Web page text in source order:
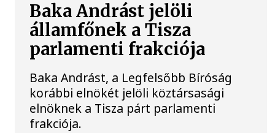
Baka Andrást jelöli
államfőnek a Tisza
parlamenti frakciója
Baka Andrást, a Legfelsőbb Bíróság
korábbi elnökét jelöli köztársasági
elnöknek a Tisza párt parlamenti
frakciója.